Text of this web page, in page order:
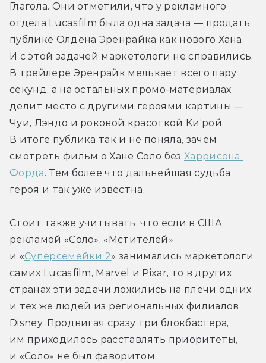
Глагола. Они отметили, что у рекламного
отдела Lucasfilm была одна задача — продать
публике Олдена Эренрайка как нового Хана.
И с этой задачей маркетологи не справились.
В трейлере Эренрайк мелькает всего пару
секунд, а на остальных промо-материалах
делит место с другими героями картины —
Чуи, Лэндо и роковой красоткой Ки’рой.
В итоге публика так и не поняла, зачем
смотреть фильм о Хане Соло без Харрисона
Форда. Тем более что дальнейшая судьба
героя и так уже известна.
Стоит также учитывать, что если в США
рекламой «Соло», «Мстителей»
и «Суперсемейки 2» занимались маркетологи
самих Lucasfilm, Marvel и Pixar, то в других
странах эти задачи ложились на плечи одних
и тех же людей из региональных филиалов
Disney. Продвигая сразу три блокбастера,
им приходилось расставлять приоритеты,
и «Соло» не был фаворитом.